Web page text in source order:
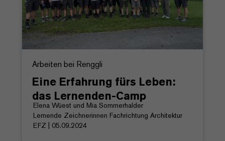
Arbeiten bei Renggli
Eine Erfahrung fürs Leben:
das Lernenden-Camp
Elena Wüest und Mia Sommerhalder
Lernende Zeichnerinnen Fachrichtung Architektur
EFZ | 05.09.2024